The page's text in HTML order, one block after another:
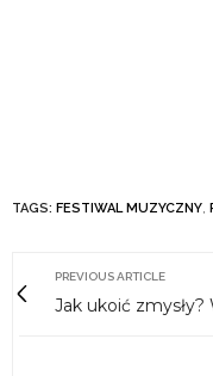
TAGS: FESTIWAL MUZYCZNY,
PREVIOUS ARTICLE
Jak ukoić